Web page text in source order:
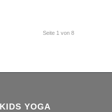
Seite 1 von 8
YOGA